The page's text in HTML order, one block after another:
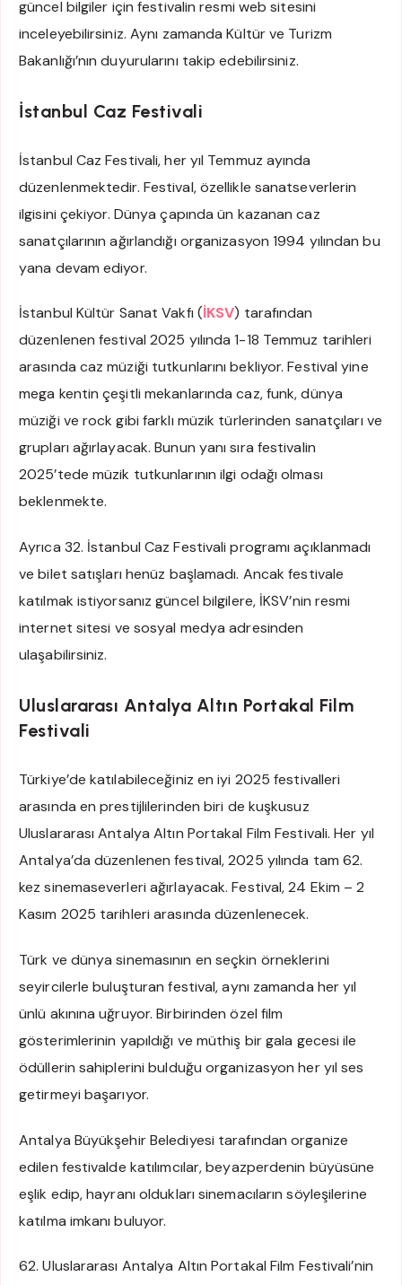
güncel bilgiler için festivalin resmi web sitesini
inceleyebilirsiniz. Aynı zamanda Kültür ve Turizm
Bakanlığı’nın duyurularını takip edebilirsiniz.
İstanbul Caz Festivali
İstanbul Caz Festivali, her yıl Temmuz ayında
düzenlenmektedir. Festival, özellikle sanatseverlerin
ilgisini çekiyor. Dünya çapında ün kazanan caz
sanatçılarının ağırlandığı organizasyon 1994 yılından bu
yana devam ediyor.
İstanbul Kültür Sanat Vakfı (İKSV) tarafından
düzenlenen festival 2025 yılında 1-18 Temmuz tarihleri
arasında caz müziği tutkunlarını bekliyor. Festival yine
mega kentin çeşitli mekanlarında caz, funk, dünya
müziği ve rock gibi farklı müzik türlerinden sanatçıları ve
grupları ağırlayacak. Bunun yanı sıra festivalin
2025’tede müzik tutkunlarının ilgi odağı olması
beklenmekte.
Ayrıca 32. İstanbul Caz Festivali programı açıklanmadı
ve bilet satışları henüz başlamadı. Ancak festivale
katılmak istiyorsanız güncel bilgilere, İKSV’nin resmi
internet sitesi ve sosyal medya adresinden
ulaşabilirsiniz.
Uluslararası Antalya Altın Portakal Film
Festivali
Türkiye’de katılabileceğiniz en iyi 2025 festivalleri
arasında en prestijlilerinden biri de kuşkusuz
Uluslararası Antalya Altın Portakal Film Festivali. Her yıl
Antalya’da düzenlenen festival, 2025 yılında tam 62.
kez sinemaseverleri ağırlayacak. Festival, 24 Ekim – 2
Kasım 2025 tarihleri arasında düzenlenecek.
Türk ve dünya sinemasının en seçkin örneklerini
seyircilerle buluşturan festival, aynı zamanda her yıl
ünlü akınına uğruyor. Birbirinden özel film
gösterimlerinin yapıldığı ve müthiş bir gala gecesi ile
ödüllerin sahiplerini bulduğu organizasyon her yıl ses
getirmeyi başarıyor.
Antalya Büyükşehir Belediyesi tarafından organize
edilen festivalde katılımcılar, beyazperdenin büyüsüne
eşlik edip, hayranı oldukları sinemacıların söyleşilerine
katılma imkanı buluyor.
62. Uluslararası Antalya Altın Portakal Film Festivali’nin